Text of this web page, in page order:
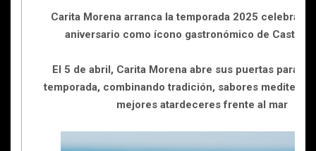
Carita Morena arranca la temporada 2025
aniversario como ícono gastronómico de
El 5 de abril, Carita Morena abre sus puertas para
temporada, combinando tradición, sabores
mejores atardeceres frente al mar